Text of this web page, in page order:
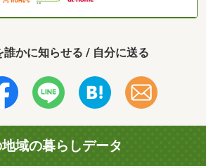
誰かに知らせる / 自分に送る
域の暮らしデータ